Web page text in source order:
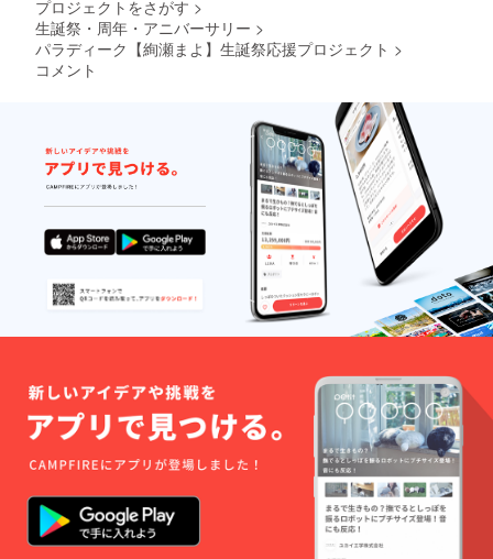
ム可）
お願い
いたし
ます。
※特殊文
字・記
号は使
用でき
ませ
ん。 備
考欄に
ニック
ネーム
などの
記載が
字以上
の記載
がある
場合・
特殊文
字、記
号で表
示でき
ない場
合は、
使用さ
備考欄
へ記載
希望の
お名前
（ニッ
クネー
ム）を
ご記入
くださ
い。 ※
お名前
（ニッ
クネー
ム可）
お願い
いたし
ます。
※特殊文
字・記
号は使
用でき
ませ
ん。 備
考欄に
ング限
ウド
ファン
ディン
グご支
援者限
定の
グッズ
をご用
意させ
ていた
だきま
す。
グッズ
の詳細
別途お
知らせ
させて
いただ
きま
す。 ⑤
生誕限
定オリ
ジナル
ネーム
（ニッ
が記載
されま
す。 生
誕祭終
了後、
1〜3週
間で直
筆サイ
ン入り
の のぼ
り旗
(ポール
スタン
ドは付
ご自宅
へ郵送
させて
いただ
きま
す。 ④
フラ
ワース
タンド
(名前掲
プロジェクトをさがす >
生誕祭・周年・アニバーサリー >
パラディーク【絢瀬まよ】生誕祭応援プロジェクト >
コメント